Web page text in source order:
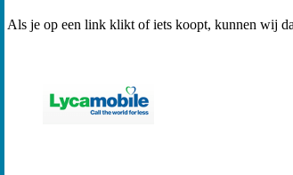
Als je op een link klikt of iets koopt, kunnen wij